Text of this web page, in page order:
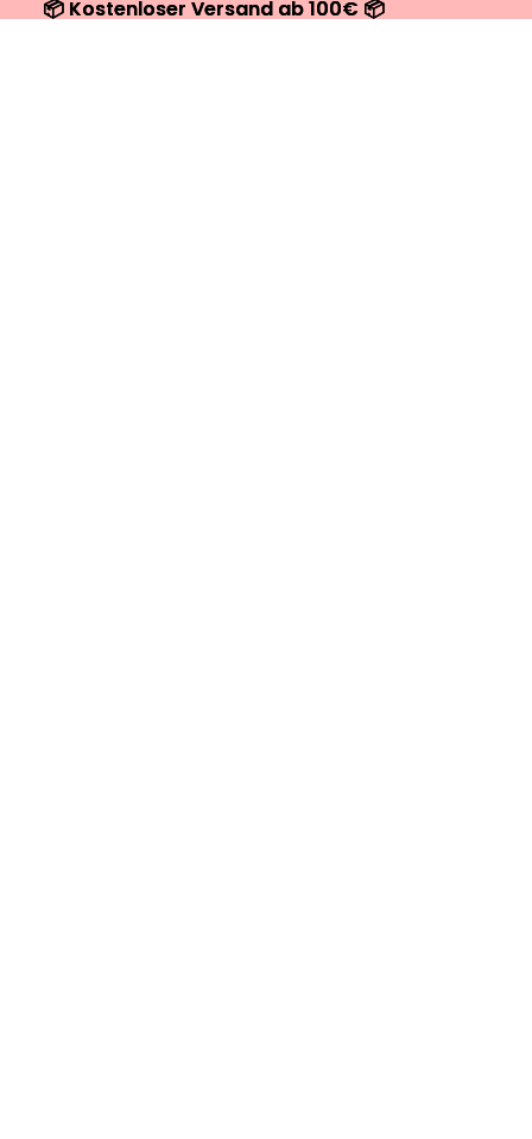
📦 Kostenloser Versand ab 100€ 📦
📦 Kostenloser Versand ab 100€ 📦